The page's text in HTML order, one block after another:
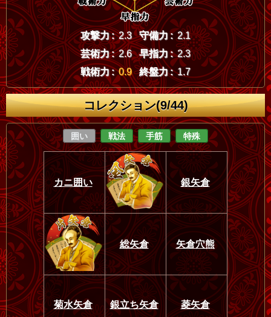
攻撃力 : 2.3 守備力 : 2.1
芸術力 : 2.6 早指力 : 2.3
戦術力 : 0.9 終盤力 : 1.7
コレクション(9/44)
囲い 戦法 手筋 特殊
カニ囲い 銀矢倉
総矢倉 矢倉穴熊
菊水矢倉 銀立ち矢倉 菱矢倉